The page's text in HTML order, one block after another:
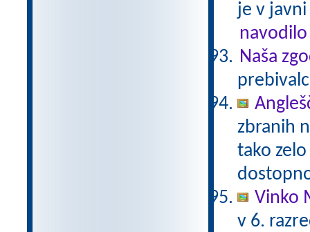
je v
navodilo
Naša
zbranih
tako
Vinko
v 6.